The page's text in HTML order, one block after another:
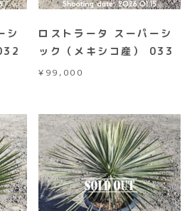
シ
ロストラータ スーパーシ
ック（メキシコ産） 033
¥ 99,000